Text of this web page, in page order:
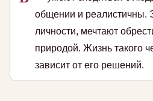
общении и реалистичны.
личности, мечтают
природой. Жизнь такого
зависит от его решений.